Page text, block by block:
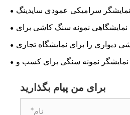
فضاهای خرده فروشی و نمایشگاهی
مدرن تبدیل می کند
سرامیکی عمودی سایدینگ
را برای فروشگاه خود انتخاب کنید؟
نمایشگاهی نمونه سنگ کاشی برای
نمایشگاه های مدرن ضروری هستند
دیواری را برای نمایشگاه تجاری
انتخاب کنید تا غرفه خود را تقویت کنید
نمایشگر نمونه سنگی برای کسب و
برای من پیام بگذارید